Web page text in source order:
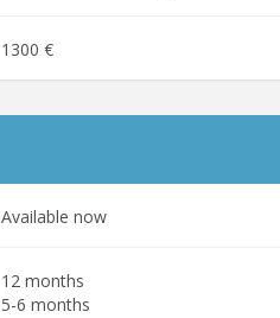
1300 €
Available now
12 months
5-6 months